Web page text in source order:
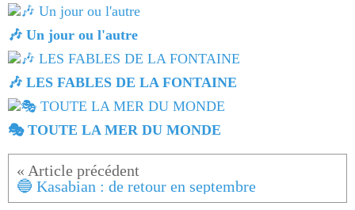
🎶 Un jour ou l'autre
🎶 LES FABLES DE LA FONTAINE
🎭 TOUTE LA MER DU MONDE
🔵 Kasabian : de retour en septembre